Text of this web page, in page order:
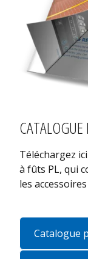
Téléchargez
à fûts PL, qui
les
Catalogue